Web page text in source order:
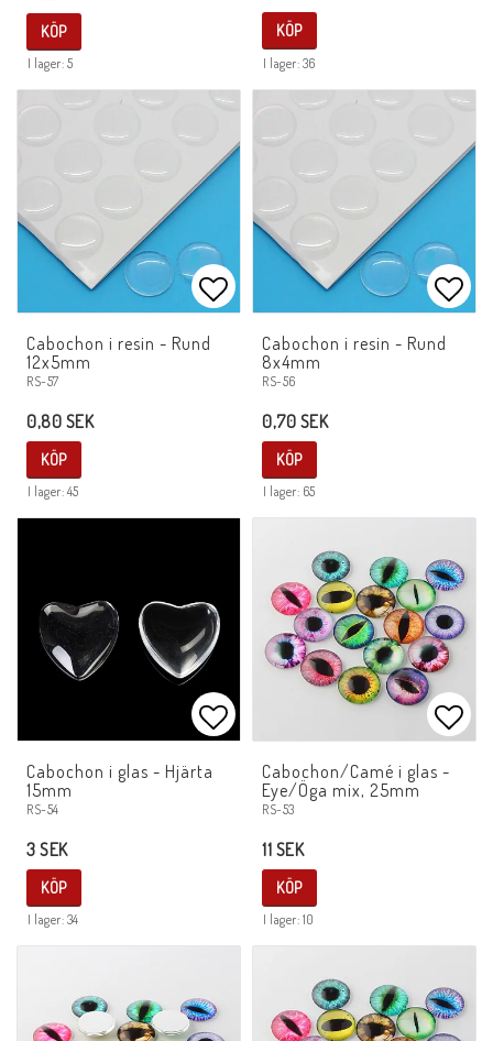
I lager: 5
KÖP
I lager: 36
KÖP
Lägg till i favoritlistan
Cabochon i resin - Rund
12x5mm
RS-57
0,80 SEK
I lager: 45
KÖP
Cabochon i resin - Rund
8x4mm
RS-56
0,70 SEK
I lager: 65
KÖP
Lägg till i favoritlistan
Cabochon i glas - Hjärta
15mm
RS-54
3 SEK
I lager: 34
KÖP
Cabochon/Camé i glas -
Eye/Öga mix, 25mm
RS-53
11 SEK
I lager: 10
KÖP